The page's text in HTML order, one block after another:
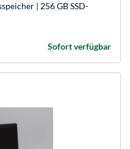
| 256 GB SSD-
Sofort verfügbar